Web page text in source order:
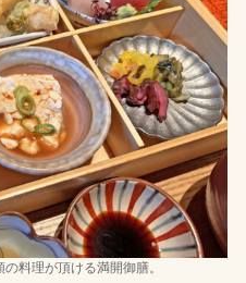
料理が頂ける満開御膳。